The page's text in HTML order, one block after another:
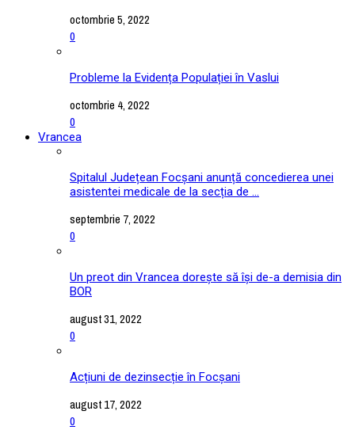
octombrie 5, 2022
0
Probleme la Evidența Populației în Vaslui
octombrie 4, 2022
0
Vrancea
Spitalul Județean Focșani anunță concedierea unei
asistentei medicale de la secția de ...
septembrie 7, 2022
0
Un preot din Vrancea dorește să își de-a demisia din
BOR
august 31, 2022
0
Acțiuni de dezinsecție în Focșani
august 17, 2022
0